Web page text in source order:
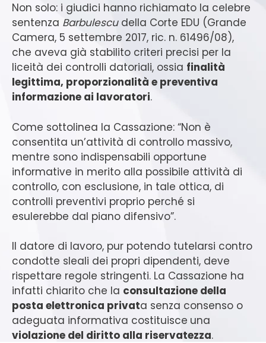
Non solo: i giudici hanno richiamato la celebre
sentenza Barbulescudella Corte EDU (Grande
Camera, 5 settembre 2017, ric. n. 61496/08),
che aveva già stabilito criteri precisi per la
liceità dei controlli datoriali, ossia finalità
legittima, proporzionalità e preventiva
informazione ai lavoratori.
Come sottolinea la Cassazione: “Non è
consentita un’attività di controllo massivo,
mentre sono indispensabili opportune
informative in merito alla possibile attività di
controllo, con esclusione, in tale ottica, di
controlli preventivi proprio perché si
esulerebbe dal piano difensivo”.
Il datore di lavoro, pur potendo tutelarsi contro
condotte sleali dei propri dipendenti, deve
rispettare regole stringenti. La Cassazione ha
infatti chiarito che la consultazione della
posta elettronica privata senza consenso o
adeguata informativa costituisce una
violazione del diritto alla riservatezza.